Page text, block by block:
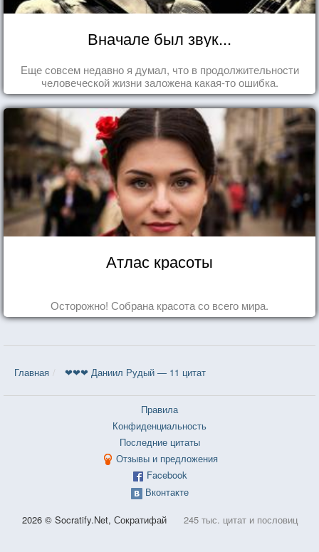
Вначале был звук...
Еще совсем недавно я думал, что в продолжительности
человеческой жизни заложена какая-то ошибка.
Атлас красоты
Осторожно! Собрана красота со всего мира.
Главная ❤❤❤ Даниил Рудый — 11 цитат
Правила
Конфиденциальность
Последние цитаты
Отзывы и предложения
Facebook
Вконтакте
2026 © Socratify.Net, Сократифай 245 тыс. цитат и пословиц